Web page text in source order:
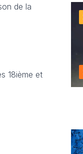
de la
18ième et